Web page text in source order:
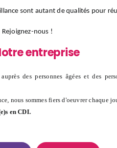
sont autant de qualités pour
Rejoignez-nous !
entreprise
des personnes âgées et des
nous sommes fiers d'oeuvrer chaque
en CDI.